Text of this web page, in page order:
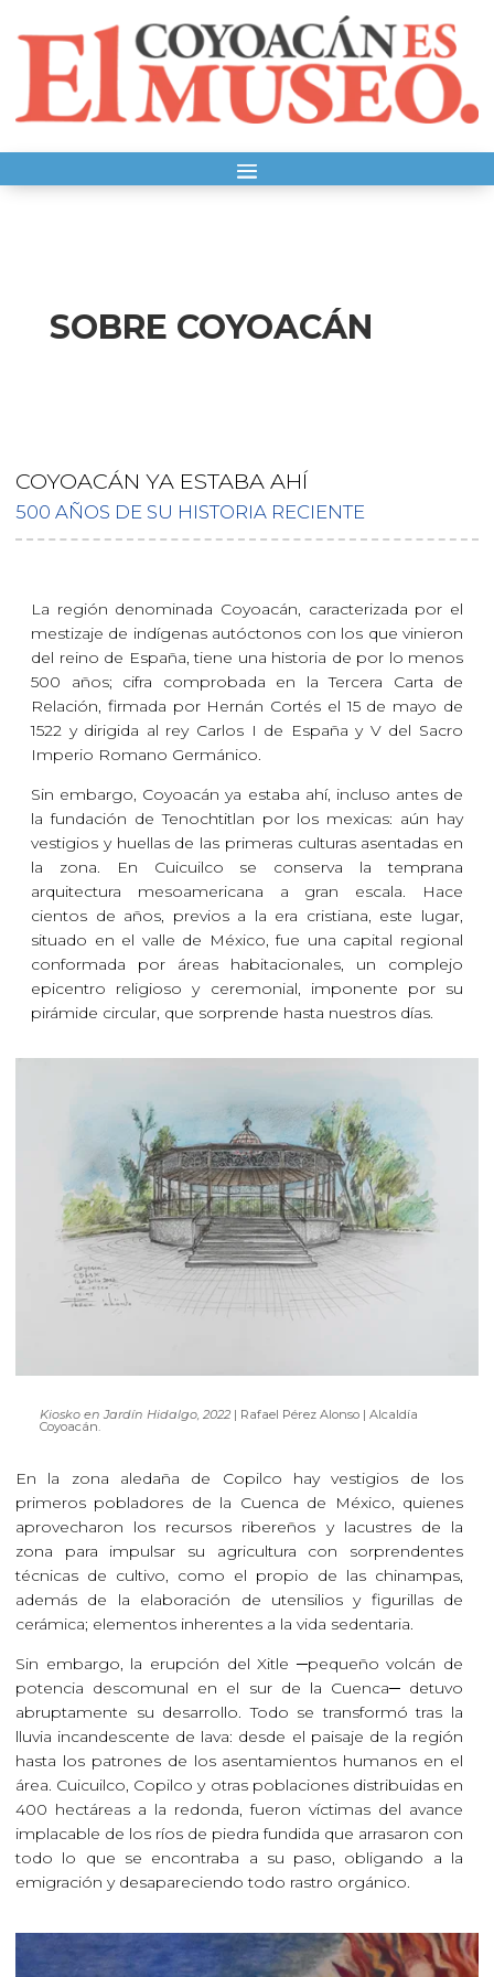
SOBRE COYOACÁN
COYOACÁN YA ESTABA AHÍ
500 AÑOS DE SU HISTORIA RECIENTE
La región denominada Coyoacán, caracterizada por el
mestizaje de indígenas autóctonos con los que vinieron
del reino de España, tiene una historia de por lo menos
500 años; cifra comprobada en la Tercera Carta de
Relación, firmada por Hernán Cortés el 15 de mayo de
1522 y dirigida al rey Carlos I de España y V del Sacro
Imperio Romano Germánico.
Sin embargo, Coyoacán ya estaba ahí, incluso antes de
la fundación de Tenochtitlan por los mexicas: aún hay
vestigios y huellas de las primeras culturas asentadas en
la zona. En Cuicuilco se conserva la temprana
arquitectura mesoamericana a gran escala. Hace
cientos de años, previos a la era cristiana, este lugar,
situado en el valle de México, fue una capital regional
conformada por áreas habitacionales, un complejo
epicentro religioso y ceremonial, imponente por su
pirámide circular, que sorprende hasta nuestros días.
Kiosko en Jardín Hidalgo, 2022 | Rafael Pérez Alonso | Alcaldía
Coyoacán.
En la zona aledaña de Copilco hay vestigios de los
primeros pobladores de la Cuenca de México, quienes
aprovecharon los recursos ribereños y lacustres de la
zona para impulsar su agricultura con sorprendentes
técnicas de cultivo, como el propio de las chinampas,
además de la elaboración de utensilios y figurillas de
cerámica; elementos inherentes a la vida sedentaria.
Sin embargo, la erupción del Xitle ─pequeño volcán de
potencia descomunal en el sur de la Cuenca─ detuvo
abruptamente su desarrollo. Todo se transformó tras la
lluvia incandescente de lava: desde el paisaje de la región
hasta los patrones de los asentamientos humanos en el
área. Cuicuilco, Copilco y otras poblaciones distribuidas en
400 hectáreas a la redonda, fueron víctimas del avance
implacable de los ríos de piedra fundida que arrasaron con
todo lo que se encontraba a su paso, obligando a la
emigración y desapareciendo todo rastro orgánico.